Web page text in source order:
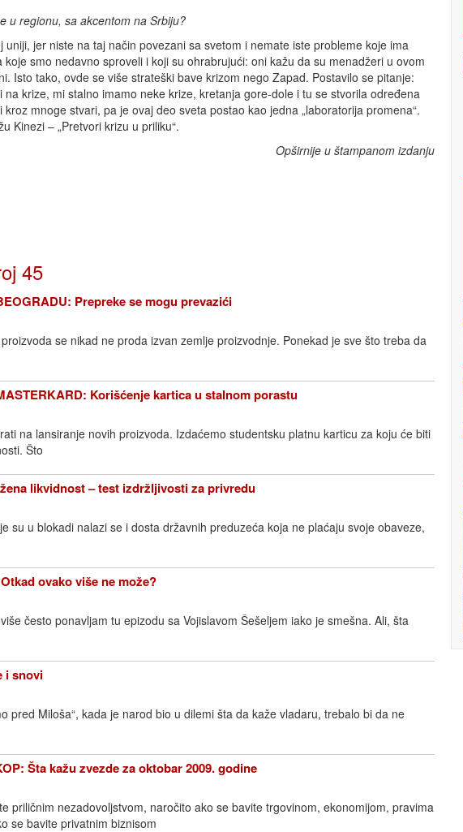
u regionu, sa akcentom na Srbiju?
jer niste na taj način povezani sa svetom i nemate iste probleme koje ima
smo nedavno sproveli i koji su ohrabrujući: oni kažu da su menadžeri u ovom
Isto tako, ovde se više strateški bave krizom nego Zapad. Postavilo se pitanje:
krize, mi stalno imamo neke krize, kretanja gore-dole i tu se stvorila određena
mnoge stvari, pa je ovaj deo sveta postao kao jedna „laboratorija promena“.
Kinezi – „Pretvori krizu u priliku“.
Opširnije u štampanom izdanju
45
Prepreke se mogu prevazići
se nikad ne proda izvan zemlje proizvodnje. Ponekad je sve što treba da
Korišćenje kartica u stalnom porastu
na lansiranje novih proizvoda. Izdaćemo studentsku platnu karticu za koju će biti
Što
likvidnost – test izdržljivosti za privredu
su u blokadi nalazi se i dosta državnih preduzeća koja ne plaćaju svoje obaveze,
ovako više ne može?
često ponavljam tu epizodu sa Vojislavom Šešeljem iako je smešna. Ali, šta
i snovi
pred Miloša“, kada je narod bio u dilemi šta da kaže vladaru, trebalo bi da ne
Šta kažu zvezde za oktobar 2009. godine
priličnim nezadovoljstvom, naročito ako se bavite trgovinom, ekonomijom, pravima
se bavite privatnim biznisom